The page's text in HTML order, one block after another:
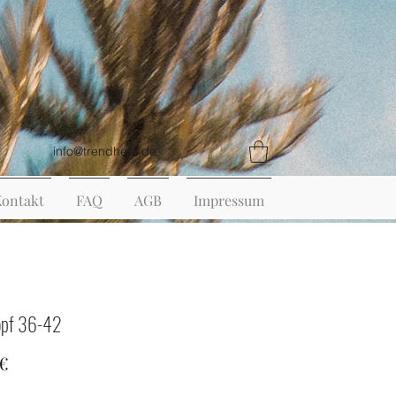
info@trendherz.de
FAQ AGB Impressum
36-42